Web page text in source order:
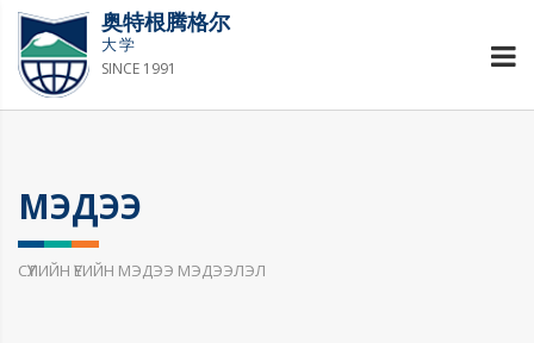
奥特根腾格尔
大学
SINCE 1991
МЭДЭЭ
СҮҮЛИЙН ҮЕИЙН МЭДЭЭ МЭДЭЭЛЭЛ